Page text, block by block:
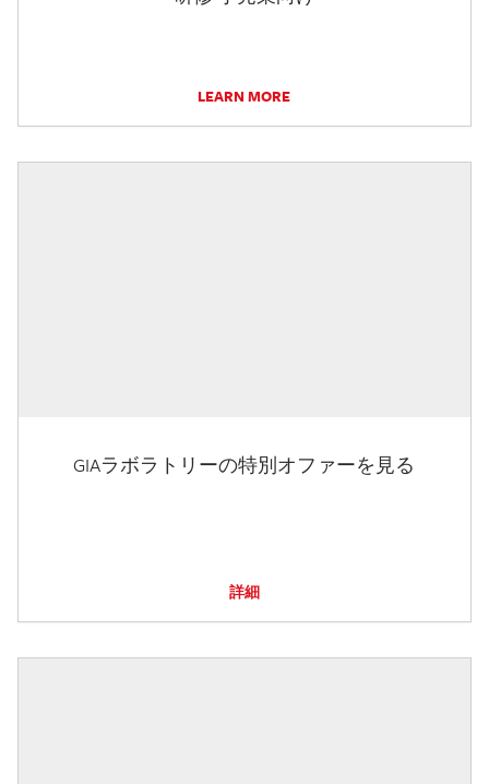
LEARN MORE
GIAラボラトリーの特別オファーを見る
詳細